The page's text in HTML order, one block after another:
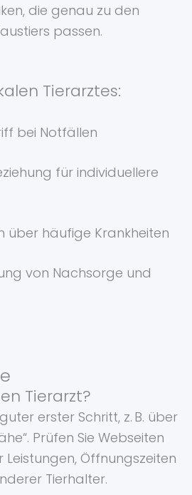
die genau zu den
passen.
Tierarztes:
bei Notfällen
für individuellere
über häufige Krankheiten
von Nachsorge und
Tierarzt?
erster Schritt, z. B. über
Prüfen Sie Webseiten
Öffnungszeiten
Tierhalter.